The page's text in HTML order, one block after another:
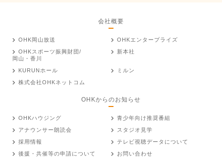
会社概要
OHK岡山放送
OHKエンタープライズ
OHKスポーツ振興財団/
岡山・香川
新本社
KURUNホール
ミルン
株式会社OHKネットコム
OHKからのお知らせ
OHKハウジング
青少年向け推奨番組
アナウンサー朗読会
スタジオ見学
採用情報
テレビ視聴データについて
後援・共催等の申請について
お問い合わせ